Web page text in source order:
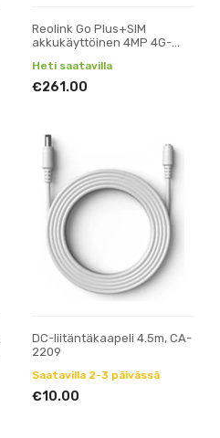
Reolink Go Plus+SIM
akkukäyttöinen 4MP 4G-
Heti saatavilla
€261.00
DC-liitäntäkaapeli 4.5m, CA-
2209
Saatavilla 2-3 päivässä
€10.00